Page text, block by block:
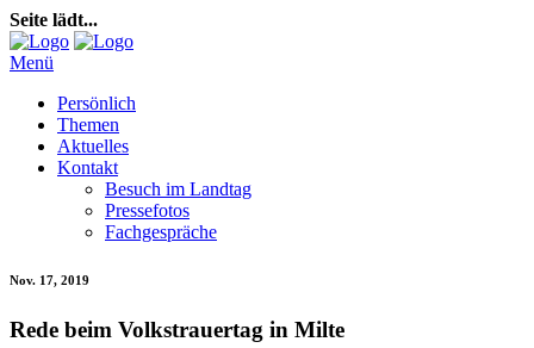
Seite lädt...
Menü
Persönlich
Themen
Aktuelles
Kontakt
Besuch im Landtag
Pressefotos
Fachgespräche
Nov. 17, 2019
Rede beim Volkstrauertag in Milte